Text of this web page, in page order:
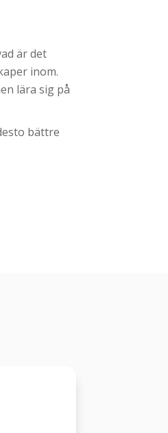
är det
inom.
lära sig på
bättre